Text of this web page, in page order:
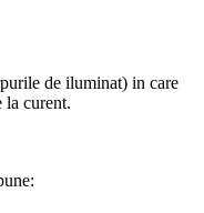
de iluminat) in care
la curent.